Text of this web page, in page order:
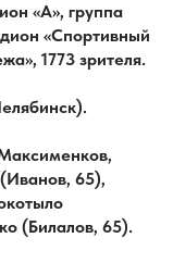
«А», группа
«Спортивный
1773 зрителя.
65),
(Билалов, 65).